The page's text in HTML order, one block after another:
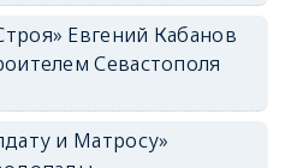
Евгений Кабанов
Севастополя
и Матросу»